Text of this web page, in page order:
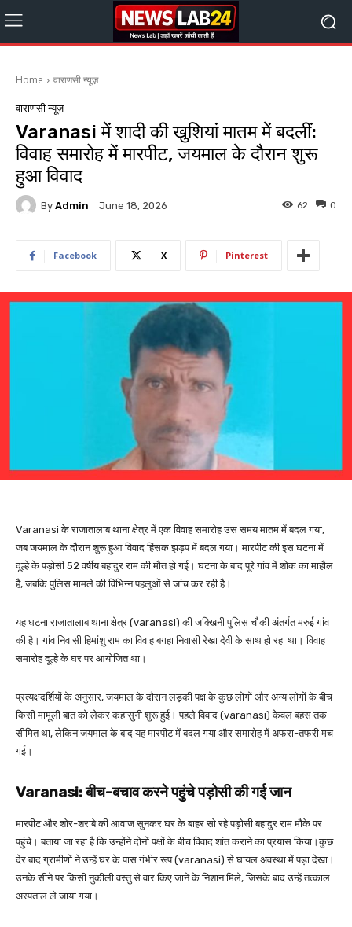
Home वाराणसी न्यूज़
वाराणसी न्यूज़
Varanasi में शादी की खुशियां मातम में बदलीं:
विवाह समारोह में मारपीट, जयमाल के दौरान शुरू
हुआ विवाद
By Admin June 18, 2026 0
62
Facebook X Pinterest
Varanasi के राजातालाब थाना क्षेत्र में एक विवाह समारोह उस समय मातम में बदल गया,
जब जयमाल के दौरान शुरू हुआ विवाद हिंसक झड़प में बदल गया। मारपीट की इस घटना में
दूल्हे के पड़ोसी 52 वर्षीय बहादुर राम की मौत हो गई। घटना के बाद पूरे गांव में शोक का माहौल
है, जबकि पुलिस मामले की विभिन्न पहलुओं से जांच कर रही है।
यह घटना राजातालाब थाना क्षेत्र (varanasi) की जक्खिनी पुलिस चौकी अंतर्गत मरुई गांव
की है। गांव निवासी हिमांशु राम का विवाह बगहा निवासी रेखा देवी के साथ हो रहा था। विवाह
समारोह दूल्हे के घर पर आयोजित था।
प्रत्यक्षदर्शियों के अनुसार, जयमाल के दौरान लड़की पक्ष के कुछ लोगों और अन्य लोगों के बीच
किसी मामूली बात को लेकर कहासुनी शुरू हुई। पहले विवाद (varanasi) केवल बहस तक
सीमित था, लेकिन जयमाल के बाद यह मारपीट में बदल गया और समारोह में अफरा-तफरी मच
गई।
Varanasi: बीच-बचाव करने पहुंचे पड़ोसी की गई जान
मारपीट और शोर-शराबे की आवाज सुनकर घर के बाहर सो रहे पड़ोसी बहादुर राम मौके पर
पहुंचे। बताया जा रहा है कि उन्होंने दोनों पक्षों के बीच विवाद शांत कराने का प्रयास किया।कुछ
देर बाद ग्रामीणों ने उन्हें घर के पास गंभीर रूप (varanasi) से घायल अवस्था में पड़ा देखा।
उनके सीने पर किसी नुकीली वस्तु से वार किए जाने के निशान मिले, जिसके बाद उन्हें तत्काल
अस्पताल ले जाया गया।